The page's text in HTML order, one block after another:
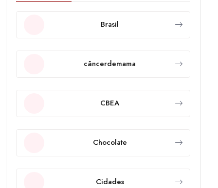
Brasil
câncerdemama
CBEA
Chocolate
Cidades